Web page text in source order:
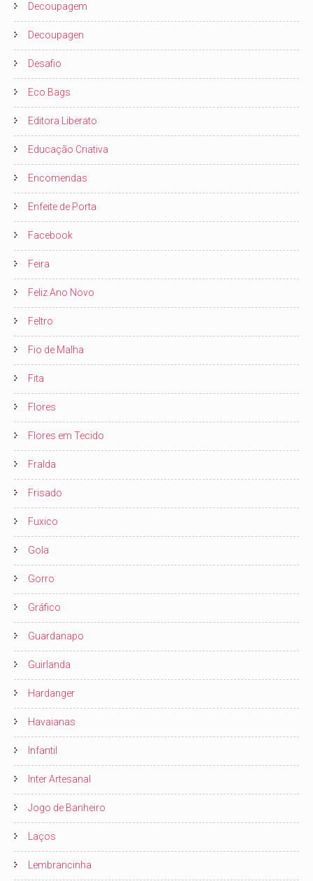
Decoupagem
Decoupagen
Desafio
Eco Bags
Editora Liberato
Educação Criativa
Encomendas
Enfeite de Porta
Facebook
Feira
Feliz Ano Novo
Feltro
Fio de Malha
Fita
Flores
Flores em Tecido
Fralda
Frisado
Fuxico
Gola
Gorro
Gráfico
Guardanapo
Guirlanda
Hardanger
Havaianas
Infantil
Inter Artesanal
Jogo de Banheiro
Laços
Lembrancinha